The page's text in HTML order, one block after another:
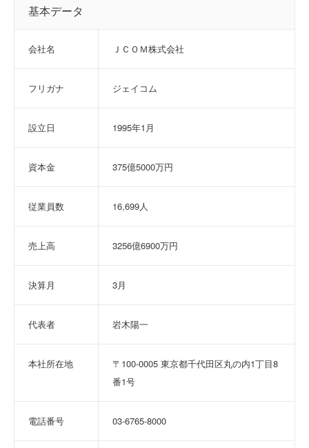
基本データ
会社名 ＪＣＯＭ株式会社
フリガナ ジェイコム
設立日 1995年1月
資本金 375億5000万円
従業員数 16,699人
売上高 3256億6900万円
決算月 3月
代表者 岩木陽一
本社所在地
〒100-0005 東京都千代田区丸の内1丁目8
番1号
電話番号 03-6765-8000